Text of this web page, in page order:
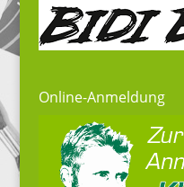
Online-Anmeldung